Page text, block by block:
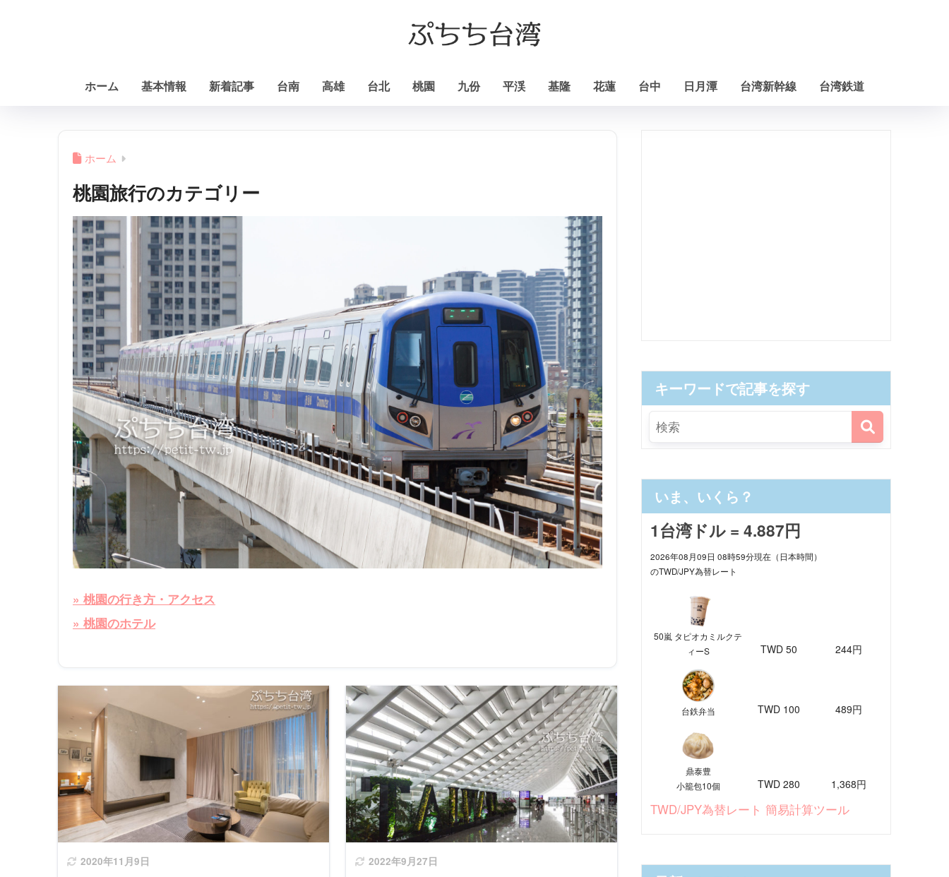
ホーム 基本情報 新着記事 台南 高雄 台北 桃園 九份 平渓 基隆 花蓮 台中 日月潭 台湾新幹線 台湾鉄道
ホーム
桃園旅行のカテゴリー
» 桃園の行き方・アクセス
» 桃園のホテル
2020年11月9日 2022年9月27日
キーワードで記事を探す
いま、いくら？
1台湾ドル = 4.887円
2026年08月09日 08時59分現在（日本時間）
のTWD/JPY為替レート
50嵐 タピオカミルクテ
ィーS
TWD 50 244円
台鉄弁当 TWD 100 489円
鼎泰豊
小籠包10個
TWD 280 1,368円
TWD/JPY為替レート 簡易計算ツール